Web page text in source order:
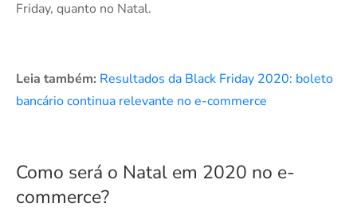
Friday, quanto no Natal.
Leia também: Resultados da Black Friday 2020: boleto
bancário continua relevante no e-commerce
Como será o Natal em 2020 no e-
commerce?